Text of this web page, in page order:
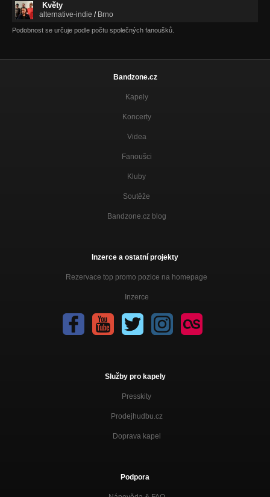
Květy
alternative-indie / Brno
Podobnost se určuje podle počtu společných fanoušků.
Bandzone.cz
Kapely
Koncerty
Videa
Fanoušci
Kluby
Soutěže
Bandzone.cz blog
Inzerce a ostatní projekty
Rezervace top promo pozice na homepage
Inzerce
Služby pro kapely
Presskity
Prodejhudbu.cz
Doprava kapel
Podpora